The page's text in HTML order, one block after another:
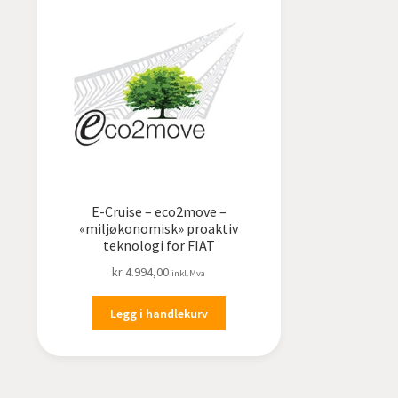
E-Cruise – eco2move –
«miljøkonomisk» proaktiv
teknologi for FIAT
kr4.994,00 inkl.Mva
Legg i handlekurv